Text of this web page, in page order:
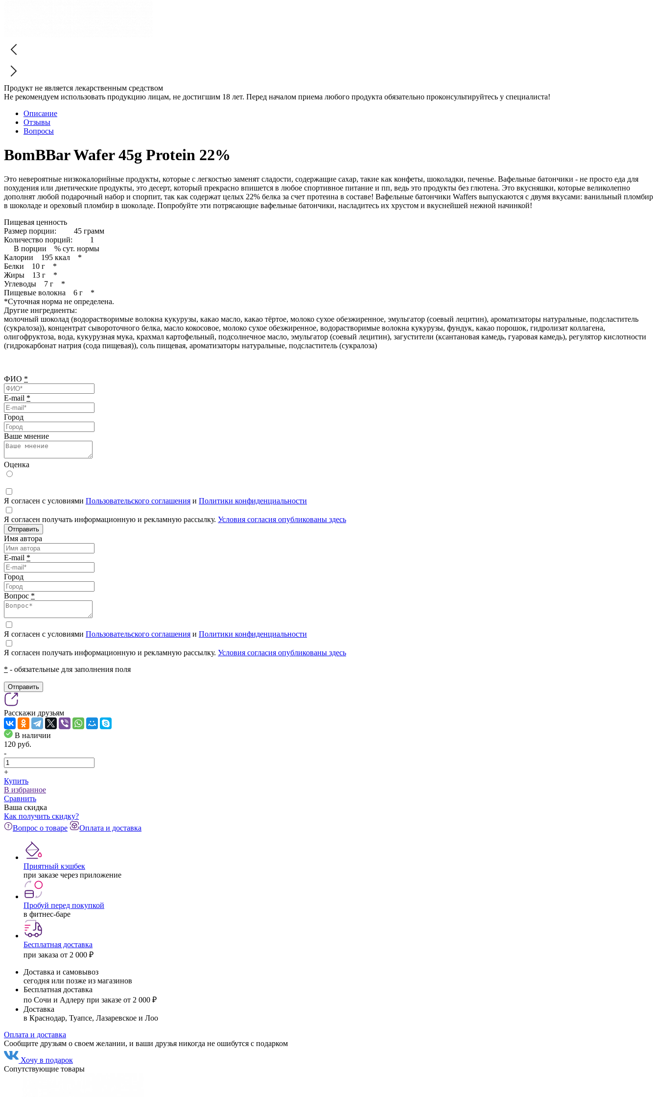
Продукт не является лекарственным средством
Не рекомендуем использовать продукцию лицам, не достигшим 18 лет. Перед началом приема любого продукта обязательно проконсультируйтесь у специалиста!
Описание
Отзывы
Вопросы
BomBBar Wafer 45g Protein 22%
Это невероятные низкокалорийные продукты, которые с легкостью заменят сладости, содержащие сахар, такие как конфеты, шоколадки, печенье. Вафельные батончики - не просто еда для
похудения или диетические продукты, это десерт, который прекрасно впишется в любое спортивное питание и пп, ведь это продукты без глютена. Это вкусняшки, которые великолепно
дополнят любой подарочный набор и спорпит, так как содержат целых 22% белка за счет протеина в составе! Вафельные батончики Waffers выпускаются с двумя вкусами: ванильный пломбир
в шоколаде и ореховый пломбир в шоколаде. Попробуйте эти потрясающие вафельные батончики, насладитесь их хрустом и вкуснейшей нежной начинкой!
Пищевая ценность
Размер порции: 45 грамм
Количество порций: 1
В порции % сут. нормы
Калории 195 ккал *
Белки 10 г *
Жиры 13 г *
Углеводы 7 г *
Пищевые волокна 6 г *
*Суточная норма не определена.
Другие ингредиенты:
молочный шоколад (водорастворимые волокна кукурузы, какао масло, какао тёртое, молоко сухое обезжиренное, эмульгатор (соевый лецитин), ароматизаторы натуральные, подсластитель
(сукралоза)), концентрат сывороточного белка, масло кокосовое, молоко сухое обезжиренное, водорастворимые волокна кукурузы, фундук, какао порошок, гидролизат коллагена,
олигофруктоза, вода, кукурузная мука, крахмал картофельный, подсолнечное масло, эмульгатор (соевый лецитин), загустители (ксантановая камедь, гуаровая камедь), регулятор кислотности
(гидрокарбонат натрия (сода пищевая)), соль пищевая, ароматизаторы натуральные, подсластитель (сукралоза)
ФИО *
E-mail *
Город
Ваше мнение
Оценка
Я согласен с условиями Пользовательского соглашения и Политики конфиденциальности
Я согласен получать информационную и рекламную рассылку. Условия согласия опубликованы здесь
Отправить
Имя автора
E-mail *
Город
Вопрос *
Я согласен с условиями Пользовательского соглашения и Политики конфиденциальности
Я согласен получать информационную и рекламную рассылку. Условия согласия опубликованы здесь
* - обязательные для заполнения поля
Отправить
Расскажи друзьям
В наличии
120 pуб.
-
+
Купить
В избранное
Сравнить
Ваша скидка
Как получить скидку?
Вопрос о товаре
Оплата и доставка
Приятный кэшбек
при заказе через приложение
Пробуй перед покупкой
в фитнес-баре
Бесплатная доставка
при заказа от 2 000 ₽
Доставка и самовывоз
сегодня или позже из магазинов
Бесплатная доставка
по Сочи и Адлеру при заказе от 2 000 ₽
Доставка
в Краснодар, Туапсе, Лазаревское и Лоо
Оплата и доставка
Сообщите друзьям о своем желании, и ваши друзья никогда не ошибутся с подарком
Хочу в подарок
Сопутствующие товары